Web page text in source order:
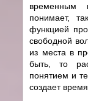
временным
понимает,
функцией
свободной
из места в
быть, то
понятием и
создает время.